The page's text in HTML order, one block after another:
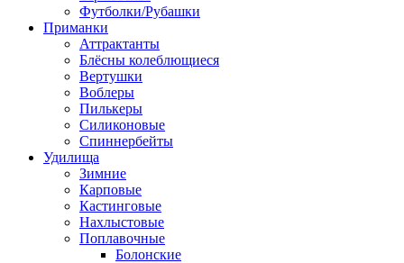
Футболки/Рубашки
Приманки
Аттрактанты
Блёсны колеблющиеся
Вертушки
Воблеры
Пилькеры
Силиконовые
Спиннербейты
Удилища
Зимние
Карповые
Кастинговые
Нахлыстовые
Поплавочные
Болонские